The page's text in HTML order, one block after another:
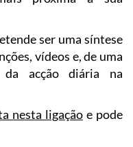
ser uma síntese
vídeos e, de uma
da acção diária na
nesta ligação e pode